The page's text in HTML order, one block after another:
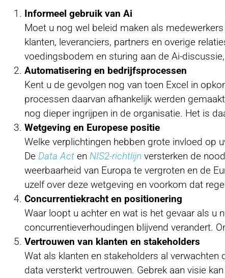
Informeel gebruik van Ai
Moet u nog wel beleid maken als
klanten, leveranciers, partners en overige
voedingsbodem en sturing aan de Ai-
Automatisering en bedrijfsprocessen
Kent u de gevolgen nog van toen Excel in
processen daarvan afhankelijk werden
nog dieper ingrijpen in de organisatie. Het is
Wetgeving en Europese positie
Welke verplichtingen hebben grote invloed op
De Data Act en NIS2-richtlijn versterken de
weerbaarheid van Europa te vergroten en de
uzelf over deze wetgeving en voorkom dat
Concurrentiekracht en positionering
Waar loopt u achter en wat is het gevaar als u
concurrentieverhoudingen blijvend verandert.
Vertrouwen van klanten en stakeholders
Wat als klanten en stakeholders al
data versterkt vertrouwen. Gebrek aan visie